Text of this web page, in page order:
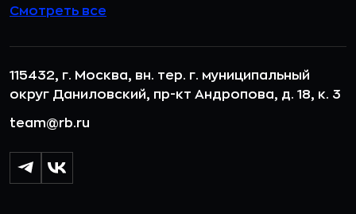
Смотреть все
115432, г. Москва, вн. тер. г. муниципальный
округ Даниловский, пр-кт Андропова, д. 18, к. 3
team@rb.ru